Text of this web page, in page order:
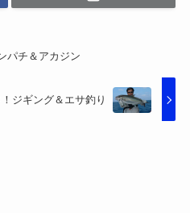
パチ＆アカジン
ジギング＆エサ釣り